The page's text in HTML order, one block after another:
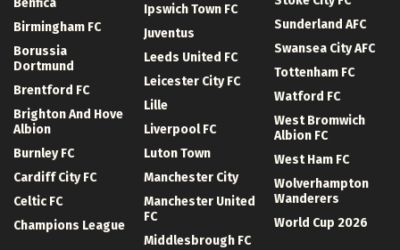
Benfica
Birmingham FC
Borussia
Dortmund
Brentford FC
Brighton And Hove
Albion
Burnley FC
Cardiff City FC
Celtic FC
Champions League
Ipswich Town FC
Juventus
Leeds United FC
Leicester City FC
Lille
Liverpool FC
Luton Town
Manchester City
Manchester United
FC
Middlesbrough FC
Sunderland AFC
Swansea City AFC
Tottenham FC
Watford FC
West Bromwich
Albion FC
West Ham FC
Wolverhampton
Wanderers
World Cup 2026